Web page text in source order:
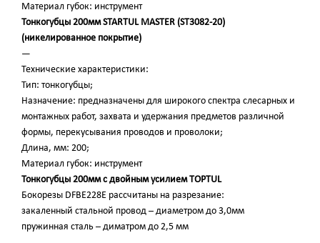
Материал губок: инструмент
Тонкогубцы 200мм STARTUL MASTER (ST3082-20)
(никелированное покрытие)
—
Технические характеристики:
Тип: тонкогубцы;
Назначение: предназначены для широкого спектра слесарных и
монтажных работ, захвата и удержания предметов различной
формы, перекусывания проводов и проволоки;
Длина, мм: 200;
Материал губок: инструмент
Тонкогубцы 200мм с двойным усилием TOPTUL
Бокорезы DFBE228E рассчитаны на разрезание:
закаленный стальной провод – диаметром до 3,0мм
пружинная сталь – диматром до 2,5 мм